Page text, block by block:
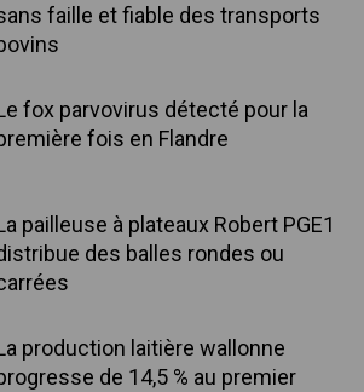
faille et fiable des transports
fox parvovirus détecté pour la
fois en Flandre
pailleuse à plateaux Robert PGE1
des balles rondes ou
production laitière wallonne
de 14,5 % au premier